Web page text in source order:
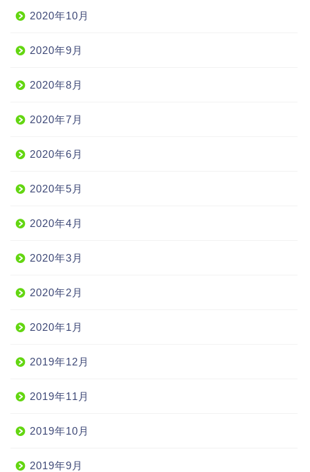
2020年10月
2020年9月
2020年8月
2020年7月
2020年6月
2020年5月
2020年4月
2020年3月
2020年2月
2020年1月
2019年12月
2019年11月
2019年10月
2019年9月